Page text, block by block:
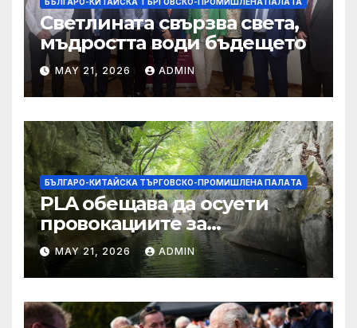
Светлината свързва света,
мъдростта води бъдещето
MAY 21, 2026 ADMIN
БЪЛГАРО-КИТАЙСКА ТЪРГОВСКО-ПРОМИШЛЕНА ПАЛAТА
PLA обещава да осуети
провокациите за
„независимост на Тайван“.
MAY 21, 2026 ADMIN